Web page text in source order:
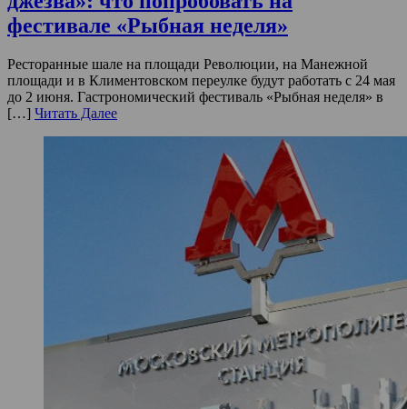
фестивале «Рыбная неделя»
Ресторанные шале на площади Революции, на Манежной
площади и в Климентовском переулке будут работать с 24 мая
до 2 июня. Гастрономический фестиваль «Рыбная неделя» в
[…] Читать Далее